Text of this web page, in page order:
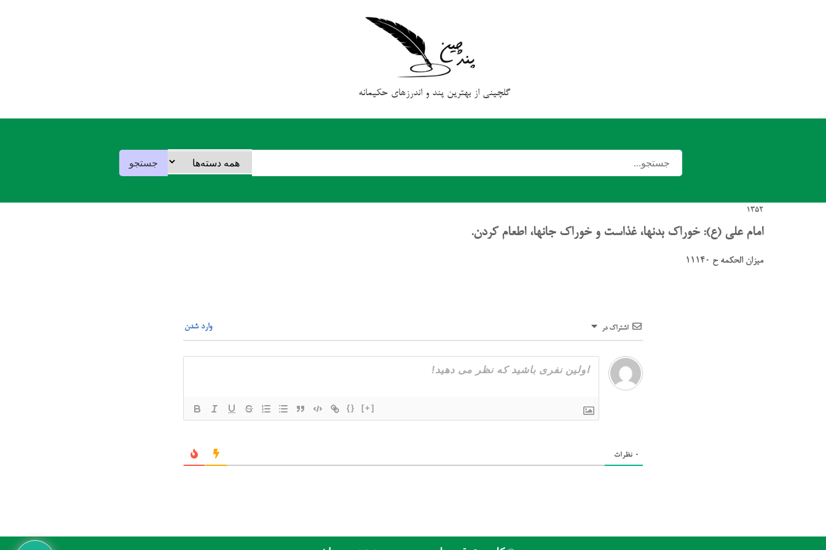
گلچینی از بهترین پند و اندرزهای حکیمانه
1352
امام علی (ع): خوراک بدنها، غذاست و خوراک جانها، اطعام کردن.
میزان الحکمه ح 11140
اشتراک در وارد شدن
{} [+]
0 نظرات